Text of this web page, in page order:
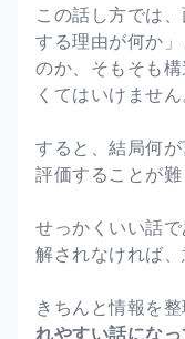
この話し方では
する理由が何か
のか、そもそも
くてはいけません
すると、結局何
評価することが難
せっかくいい話
解されなければ、
きちんと情報を整
れやすい話になっ